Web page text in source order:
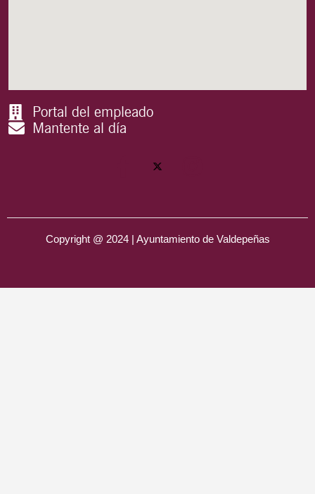
Portal del empleado
Mantente al día
Copyright @ 2024 | Ayuntamiento de Valdepeñas